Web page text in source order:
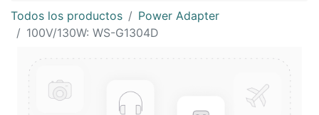
Todos los productos
Power Adapter
100V/130W: WS-G1304D